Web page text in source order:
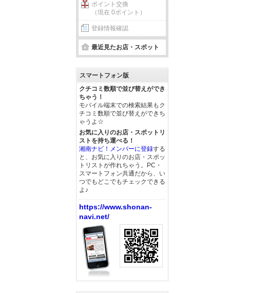
ポイント交換
（現在 0ポイント）
登録情報確認
最近見たお店・スポット
スマートフォン版
クチコミ数順で並び替えができ
ちゃう！
モバイル端末での検索結果もク
チコミ数順で並び替えができち
ゃうよ☆
お気に入りのお店・スポットリ
ストを持ち運べる！
湘南ナビ！メンバーに登録する
と、お気に入りのお店・スポッ
トリストが作れちゃう。PC・
スマートフォン共通だから、い
つでもどこでもチェックできる
よ♪
https://www.shonan-
navi.net/